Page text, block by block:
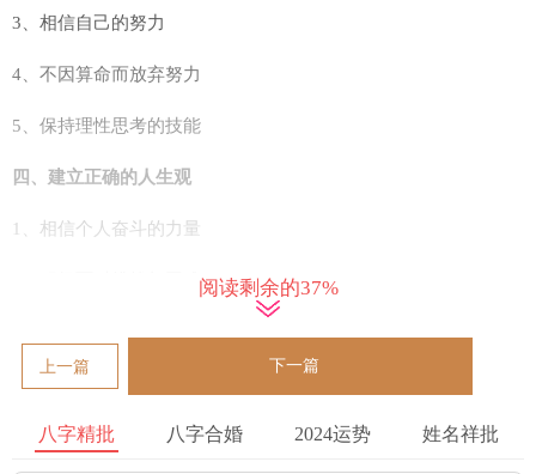
3、相信自己的努力
4、不因算命而放弃努力
5、保持理性思考的技能
四、建立正确的人生观
1、相信个人奋斗的力量
2、积极面对挑战与困难
5、掌握自己的命运
阅读剩余的37%
上一篇 下一篇
八字精批 八字合婚 2024运势 姓名祥批